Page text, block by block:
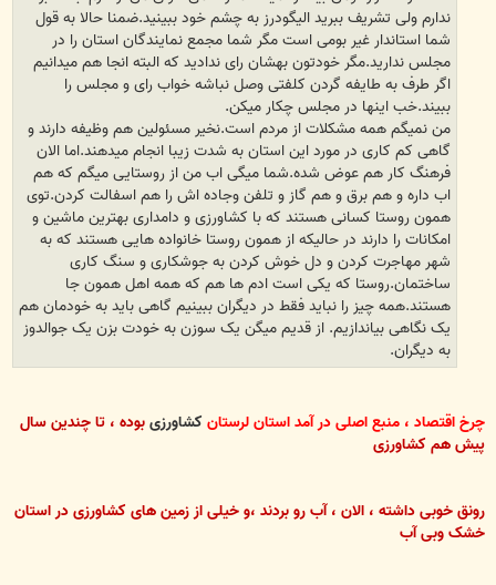
ندارم ولی تشریف ببرید الیگودرز به چشم خود ببینید.ضمنا حالا به قول
شما استاندار غیر بومی است مگر شما مجمع نمایندگان استان را در
مجلس ندارید.مگر خودتون بهشان رای ندادید که البته انجا هم میدانیم
اگر طرف به طایفه گردن کلفتی وصل نباشه خواب رای و مجلس را
ببیند.خب اینها در مجلس چکار میکن.
من نمیگم همه مشکلات از مردم است.نخیر مسئولین هم وظیفه دارند و
گاهی کم کاری در مورد این استان به شدت زیبا انجام میدهند.اما الان
فرهنگ کار هم عوض شده.شما میگی اب من از روستایی میگم که هم
اب داره و هم برق و هم گاز و تلفن وجاده اش را هم اسفالت کردن.توی
همون روستا کسانی هستند که با کشاورزی و دامداری بهترین ماشین و
امکانات را دارند در حالیکه از همون روستا خانواده هایی هستند که به
شهر مهاجرت کردن و دل خوش کردن به جوشکاری و سنگ کاری
ساختمان.روستا که یکی است ادم ها هم که همه اهل همون جا
هستند.همه چیز را نباید فقط در دیگران ببینیم گاهی باید به خودمان هم
یک نگاهی بیاندازیم. از قدیم میگن یک سوزن به خودت بزن یک جوالدوز
به دیگران.
چرخ اقتصاد ، منبع اصلی در آمد استان لرستان کشاورزیبوده ، تا چندین سال
پیش هم کشاورزی
رونق خوبی داشته ، الان ، آب رو بردند ،و خیلی از زمین های کشاورزی در استان
خشک وبی آب